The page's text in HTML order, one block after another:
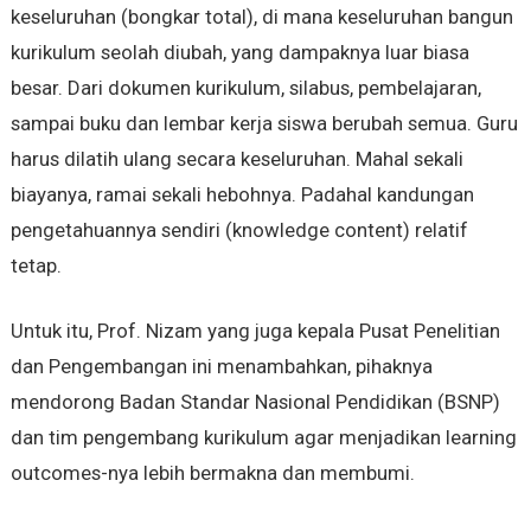
keseluruhan (bongkar total), di mana keseluruhan bangun
kurikulum seolah diubah, yang dampaknya luar biasa
besar. Dari dokumen kurikulum, silabus, pembelajaran,
sampai buku dan lembar kerja siswa berubah semua. Guru
harus dilatih ulang secara keseluruhan. Mahal sekali
biayanya, ramai sekali hebohnya. Padahal kandungan
pengetahuannya sendiri (knowledge content) relatif
tetap.
Untuk itu, Prof. Nizam yang juga kepala Pusat Penelitian
dan Pengembangan ini menambahkan, pihaknya
mendorong Badan Standar Nasional Pendidikan (BSNP)
dan tim pengembang kurikulum agar menjadikan learning
outcomes-nya lebih bermakna dan membumi.